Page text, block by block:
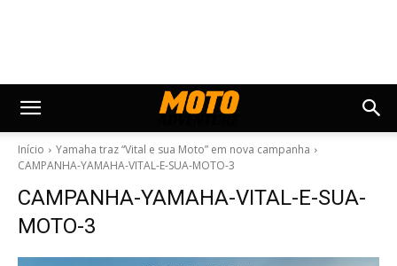
Início
Yamaha traz “Vital e sua Moto” em nova campanha
CAMPANHA-YAMAHA-VITAL-E-SUA-MOTO-3
CAMPANHA-YAMAHA-VITAL-E-SUA-
MOTO-3